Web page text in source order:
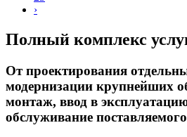
›
Полный комплекс
От проектирования
модернизации крупнейших
монтаж, ввод в
обслуживание